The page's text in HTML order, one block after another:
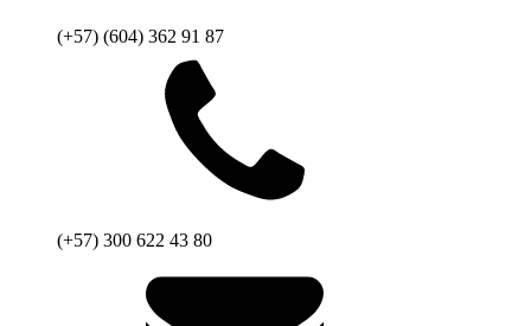
(+57) (604) 362 91 87
(+57) 300 622 43 80